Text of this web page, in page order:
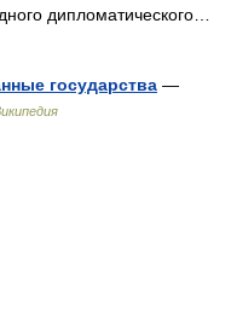
дипломатического…
государства —